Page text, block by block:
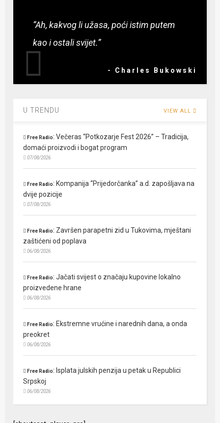
“Ah, kakvog li užasa, poći istim putem
kao i ostali svijet.”
- Charles Bukowski
U TRENDU VIEW ALL
Free Radio:Večeras “Potkozarje Fest 2026” – Tradicija,
domaći proizvodi i bogat program
07/08/2026
Free Radio: Kompanija “Prijedorčanka” a.d. zapošljava na
dvije pozicije
07/08/2026
Free Radio: Završen parapetni zid u Tukovima, mještani
zaštićeni od poplava
06/08/2026
Free Radio:Jačati svijest o značaju kupovine lokalno
proizvedene hrane
06/08/2026
Free Radio: Ekstremne vrućine i narednih dana, a onda
preokret
06/08/2026
Free Radio: Isplata julskih penzija u petak u Republici
Srpskoj
06/08/2026